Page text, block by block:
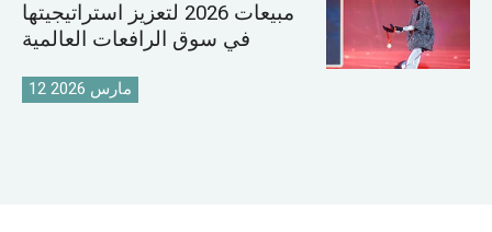
مبيعات 2026 لتعزيز استراتيجيتها
في سوق الرافعات العالمية
12 مارس 2026